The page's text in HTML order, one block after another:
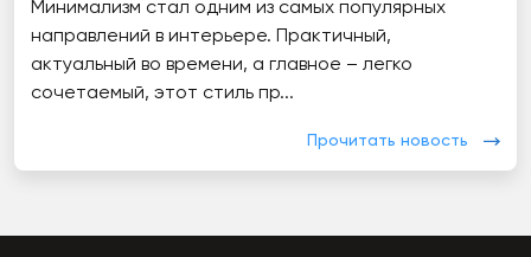
Минимализм стал одним из самых популярных
направлений в интерьере. Практичный,
актуальный во времени, а главное – легко
сочетаемый, этот стиль пр...
Прочитать новость